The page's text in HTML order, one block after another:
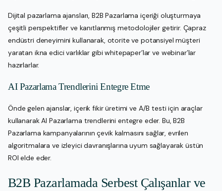
Dijital pazarlama ajansları, B2B Pazarlama içeriği oluşturmaya
çeşitli perspektifler ve kanıtlanmış metodolojiler getirir. Çapraz
endüstri deneyimini kullanarak, otorite ve potansiyel müşteri
yaratan ikna edici varlıklar gibi whitepaper’lar ve webinar’lar
hazırlarlar.
AI Pazarlama Trendlerini Entegre Etme
Önde gelen ajanslar, içerik fikir üretimi ve A/B testi için araçlar
kullanarak AI Pazarlama trendlerini entegre eder. Bu, B2B
Pazarlama kampanyalarının çevik kalmasını sağlar, evrilen
algoritmalara ve izleyici davranışlarına uyum sağlayarak üstün
ROI elde eder.
B2B Pazarlamada Serbest Çalışanlar ve